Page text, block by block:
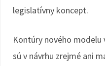
legislatívny koncept.
Kontúry nového modelu
sú v návrhu zrejmé ani